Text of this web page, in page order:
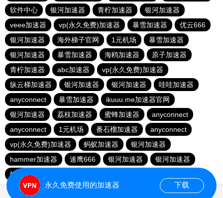
软件中心
银河加速器 青柠加速器
银河加速器
veee加速器
vp(永久免费)加速器 暴雪加速器
优云666
银河加速器
海外梯子官网 1元机场
暴雪加速器
银河加速器
暴雪加速器 海鸥加速器
原子加速器
青柠加速器
abc加速器
vp(永久免费)加速器
纵云梯加速器
银河加速器 银河加速器
哇哇加速器
anyconnect
暴雪加速器
ikuuu.me加速器官网
银河加速器
荔枝加速器 蜜蜂加速器
anyconnect
anyconnect
1元机场 番石榴加速器
anyconnect
vp(永久免费)加速器
蚂蚁加速器
银河加速器
hammer加速器
速鹰666 银河加速器
银河加速器
银河加速器
永久免费使用的加速器 下载